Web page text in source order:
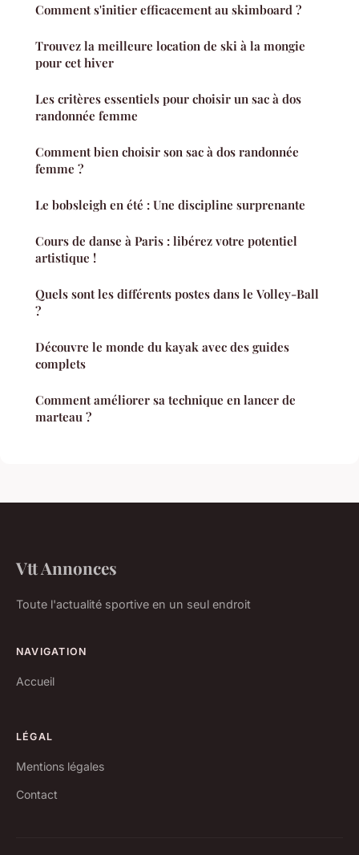
Comment s'initier efficacement au skimboard ?
Trouvez la meilleure location de ski à la mongie
pour cet hiver
Les critères essentiels pour choisir un sac à dos
randonnée femme
Comment bien choisir son sac à dos randonnée
femme ?
Le bobsleigh en été : Une discipline surprenante
Cours de danse à Paris : libérez votre potentiel
artistique !
Quels sont les différents postes dans le Volley-Ball
?
Découvre le monde du kayak avec des guides
complets
Comment améliorer sa technique en lancer de
marteau ?
Vtt Annonces
Toute l'actualité sportive en un seul endroit
NAVIGATION
Accueil
LÉGAL
Mentions légales
Contact